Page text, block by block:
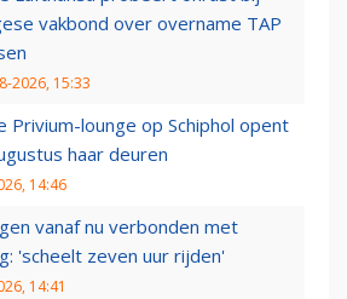
vakbond over overname TAP
2026, 15:33
Privium-lounge op Schiphol opent
haar deuren
14:46
vanaf nu verbonden met
'scheelt zeven uur rijden'
14:41